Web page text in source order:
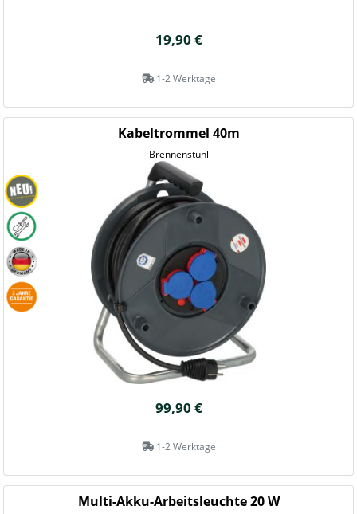
19,90 €
1-2 Werktage
Kabeltrommel 40m
Brennenstuhl
99,90 €
1-2 Werktage
Multi-Akku-Arbeitsleuchte 20 W